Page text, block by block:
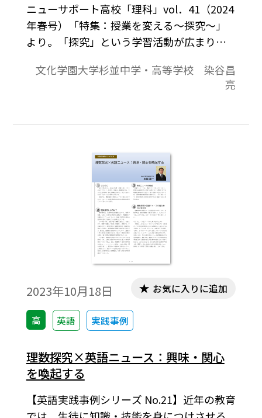
ニューサポート高校「理科」vol．41（2024
年春号）「特集：授業を変える～探究～」
より。「探究」という学習活動が広まりつ
解”はない」といえる環境のなかで日々授業
を創る。その際の議論の出発点は「授業の
のか」という問いであるべきである。ま
テンツベースではなく、コンピテンシーベ
ースに授業が設計されるべきであろう。本
稿においては、私自身の探究や PBL に関す
る授業事例のいくつかに触れるが、それら
の実践の根底には私（本校）の「育てたい
学習者像」という大きな目的設定がある。
さらには、授業それぞれに細かなコンピテ
ンシーベースの狙いがある。以下の事例
は、それらの目的・狙いから逆算的に設計
きたい。
文化学園大学杉並中学・高等学校 染谷昌
亮
2023年10月18日
高 英語 実践事例
お気に入りに追加
理数探究×英語ニュース：興味・関心
を喚起する
【英語実践事例シリーズ No.21】近年の教育